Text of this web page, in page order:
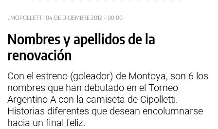
LMCIPOLLETTI 04 DE DICIEMBRE 2012 - 00:00
Nombres y apellidos de la
renovación
Con el estreno (goleador) de Montoya, son 6 los
nombres que han debutado en el Torneo
Argentino A con la camiseta de Cipolletti.
Historias diferentes que desean encolumnarse
hacia un final feliz.